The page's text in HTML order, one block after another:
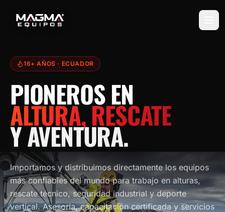
16+ AÑOS · ECUADOR
PIONEROS EN
ALTURA, RESCATE
Y AVENTURA.
Importamos y distribuimos directamente los equipos
más confiables del mundo para trabajo en alturas,
rescate técnico, seguridad industrial y deporte
vertical. Asesoría, capacitación certificada y servicios